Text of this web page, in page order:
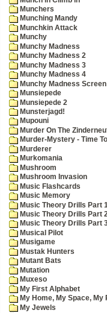
Munchers
Munching Mandy
Munchkin Attack
Munchy
Munchy Madness
Munchy Madness 2
Munchy Madness 3
Munchy Madness 4
Munchy Madness
Munsiepede
Munsiepede 2
Munsterjagd!
Mupouni
Murder On The
Murder-Mystery - Time
Murderer
Murkomania
Mushroom
Mushroom Invasion
Music Flashcards
Music Memory
Music Theory Drills Part
Music Theory Drills Part
Music Theory Drills Part
Musical Pilot
Musigame
Mustak Hunters
Mutant Bats
Mutation
Muxeso
My First Alphabet
My Home, My Space, My
My Jewels